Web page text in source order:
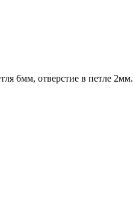
6мм, отверстие в петле 2мм.